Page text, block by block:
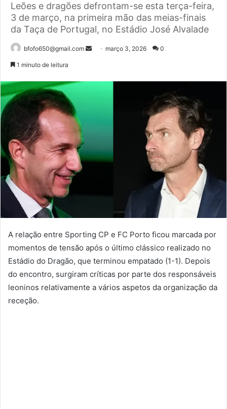
Leões e dragões defrontam-se esta terça-feira,
3 de março, na primeira mão das meias-finais
da Taça de Portugal, no Estádio José Alvalade
bfofo650@gmail.com
Mandemarço 3, 2026 0
1 minuto de leitura
A relação entre Sporting CP e FC Porto ficou marcada por
momentos de tensão após o último clássico realizado no
Estádio do Dragão, que terminou empatado (1-1). Depois
do encontro, surgiram críticas por parte dos responsáveis
leoninos relativamente a vários aspetos da organização da
receção.